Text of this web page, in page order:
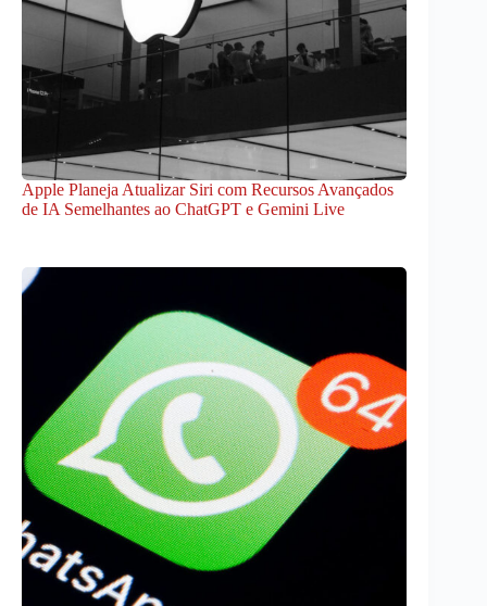
Apple Planeja Atualizar Siri com Recursos Avançados
de IA Semelhantes ao ChatGPT e Gemini Live